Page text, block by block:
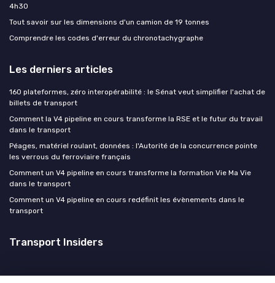
4h30
Tout savoir sur les dimensions d'un camion de 19 tonnes
Comprendre les codes d'erreur du chronotachygraphe
Les derniers articles
160 plateformes, zéro interopérabilité : le Sénat veut simplifier l'achat de
billets de transport
Comment la V4 pipeline en cours transforme la RSE et le futur du travail
dans le transport
Péages, matériel roulant, données : l'Autorité de la concurrence pointe
les verrous du ferroviaire français
Comment un V4 pipeline en cours transforme la formation Vie Ma Vie
dans le transport
Comment un V4 pipeline en cours redéfinit les évènements dans le
transport
Transport Insiders